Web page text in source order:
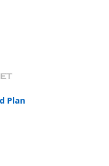
Plan